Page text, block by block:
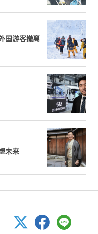
国游客撤离
未来